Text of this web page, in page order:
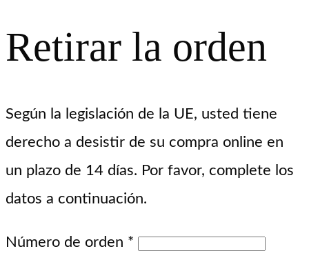
Retirar la orden
Según la legislación de la UE, usted tiene
derecho a desistir de su compra online en
un plazo de 14 días. Por favor, complete los
datos a continuación.
Número de orden *